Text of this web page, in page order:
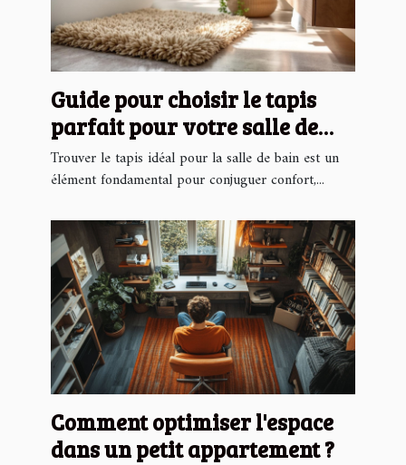
Guide pour choisir le tapis
parfait pour votre salle de
bain
Trouver le tapis idéal pour la salle de bain est un
élément fondamental pour conjuguer confort,...
Comment optimiser l'espace
dans un petit appartement ?